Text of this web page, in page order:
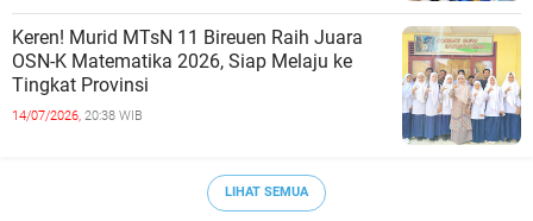
Keren! Murid MTsN 11 Bireuen Raih Juara
OSN-K Matematika 2026, Siap Melaju ke
Tingkat Provinsi
14/07/2026, 20:38 WIB
LIHAT SEMUA